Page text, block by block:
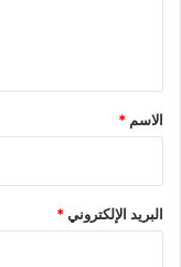
*
الاسم *
البريد الإلكتروني*